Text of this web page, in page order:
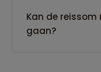
Kan de
gaan?